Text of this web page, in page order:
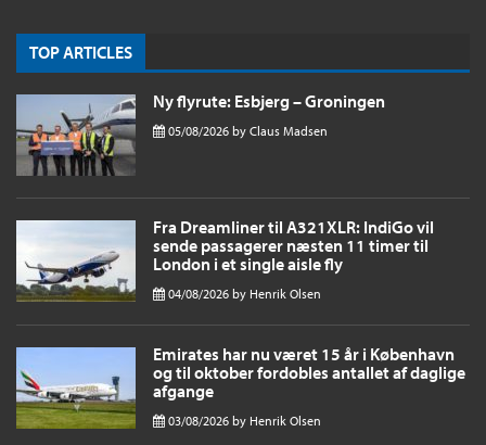
TOP ARTICLES
Ny flyrute: Esbjerg – Groningen
05/08/2026 by Claus Madsen
Fra Dreamliner til A321XLR: IndiGo vil
sende passagerer næsten 11 timer til
London i et single aisle fly
04/08/2026 by Henrik Olsen
Emirates har nu været 15 år i København
og til oktober fordobles antallet af daglige
afgange
03/08/2026 by Henrik Olsen